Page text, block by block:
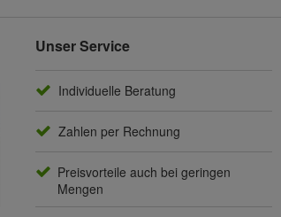
Unser Service
Individuelle Beratung
Zahlen per Rechnung
Preisvorteile auch bei geringen
Mengen